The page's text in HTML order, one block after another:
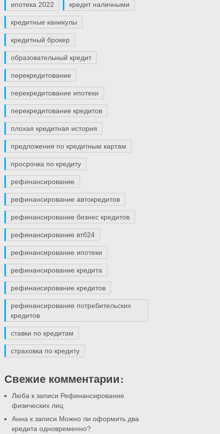
ипотека 2022 кредит наличными
кредитные каникулы
кредитный брокер
образовательный кредит
перекредитование
перекредитование ипотеки
перекредитование кредитов
плохая кредитная история
предложения по кредитным картам
просрочка по кредиту
рефинансирование
рефинансирование автокредитов
рефинансирование бизнес кредитов
рефинансирование втб24
рефинансирование ипотеки
рефинансирование кредита
рефинансирование кредитов
рефинансирование потребительских
кредитов
ставки по кредитам
страховка по кредиту
Свежие комментарии:
Люба к записи Рефинансирование
физических лиц
Анна к записи Можно ли оформить два
кредита одновременно?